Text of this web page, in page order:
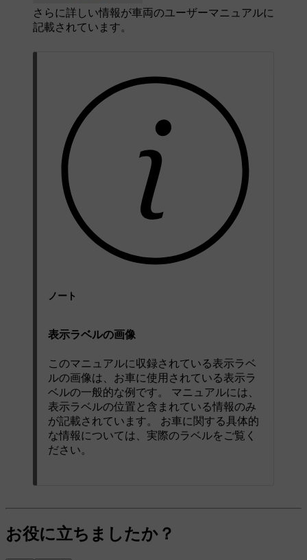
さらに詳しい情報が車両のユーザーマニュアルに
記載されています。
ノート
表示ラベルの画像
このマニュアルに収録されている表示ラベ
ルの画像は、お車に使用されている表示ラ
ベルの一般的な例です。 マニュアルには、
表示ラベルの位置と含まれている情報のみ
が記載されています。 お車に関する具体的
な情報については、実際のラベルをご覧く
ださい。
お役に立ちましたか？